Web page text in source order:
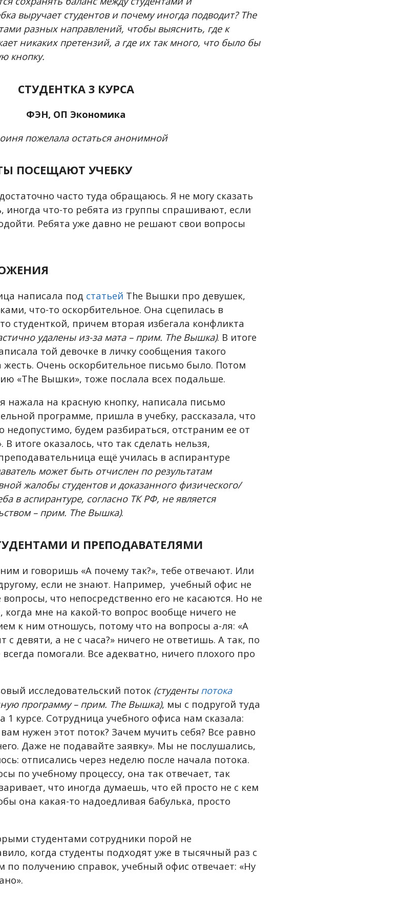
выручает студентов и почему иногда подводит? The
разных направлений, чтобы выяснить, где к
никаких претензий, а где их так много, что было бы
кнопку.
СТУДЕНТКА 3 КУРСА
ФЭН, ОП Экономика
пожелала остаться анонимной
ПОСЕЩАЮТ УЧЕБКУ
часто туда обращаюсь. Я не могу сказать
иногда что-то ребята из группы спрашивают, если
Ребята уже давно не решают свои вопросы
написала под статьей The Вышки про девушек,
что-то оскорбительное. Она сцепилась в
студенткой, причем вторая избегала конфликта
удалены из-за мата – прим. The Вышка). В итоге
той девочке в личку сообщения такого
Очень оскорбительное письмо было. Потом
«The Вышки», тоже послала всех подальше.
нажала на красную кнопку, написала письмо
программе, пришла в учебку, рассказала, что
недопустимо, будем разбираться, отстраним ее от
В итоге оказалось, что так сделать нельзя,
ещё училась в аспирантуре
может быть отчислен по результатам
жалобы студентов и доказанного физического/
в аспирантуре, согласно ТК РФ, не является
– прим. The Вышка).
И ПРЕПОДАВАТЕЛЯМИ
и говоришь «А почему так?», тебе отвечают. Или
если не знают. Например, учебный офис не
что непосредственно его не касаются. Но не
когда мне на какой-то вопрос вообще ничего не
к ним отношусь, потому что на вопросы а-ля: «А
с девяти, а не с часа?» ничего не ответишь. А так, по
помогали. Все адекватно, ничего плохого про
исследовательский поток (студенты потока
программу – прим. The Вышка), мы с подругой туда
курсе. Сотрудница учебного офиса нам сказала:
нужен этот поток? Зачем мучить себя? Все равно
Даже не подавайте заявку». Мы не послушались,
отписались через неделю после начала потока.
по учебному процессу, она так отвечает, так
что иногда думаешь, что ей просто не с кем
она какая-то надоедливая бабулька, просто
студентами сотрудники порой не
когда студенты подходят уже в тысячный раз с
по получению справок, учебный офис отвечает: «Ну